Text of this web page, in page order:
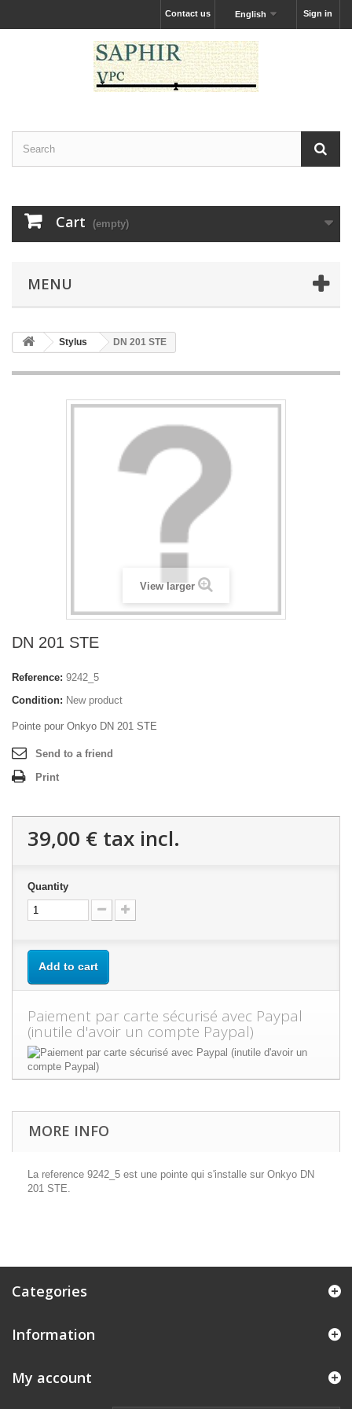
Sign in
English
Contact us
Cart (empty)
MENU
Stylus DN 201 STE
View larger
DN 201 STE
Reference: 9242_5
Condition: New product
Pointe pour Onkyo DN 201 STE
Send to a friend
Print
39,00 € tax incl.
Quantity
Add to cart
Paiement par carte sécurisé avec Paypal
(inutile d'avoir un compte Paypal)
MORE INFO
La reference 9242_5 est une pointe qui s'installe sur Onkyo DN
201 STE.
Categories
Information
My account